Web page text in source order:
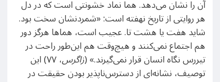
آن را نشان می‌دهد. هما نماد خشونتی است که در دل
هر روایتی از تاریخ نهفته است: «شمردنشان سخت بود.
شاید هفت یا هشت تا. عجیب است، هماها هرگز دور
هم اجتماع نمی‌کنند و هیچ‌وقت هم این‌طور راحت در
تیررس نگاه انسان قرار نمی‌گیرند.» (زاگرس ، ۷۷) این
توصیف، نشانه‌ای از دسترس‌ناپذیر بودن حقیقت در